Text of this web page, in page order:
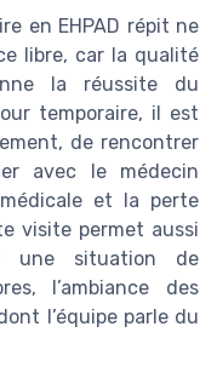
en EHPAD répit ne
libre, car la qualité
la réussite du
temporaire, il est
de rencontrer
avec le médecin
et la perte
visite permet aussi
une situation de
l’ambiance des
l’équipe parle du